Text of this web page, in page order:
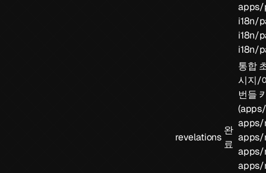
apps/
i18n/
i18n/
i18n/
revelations
완
료
통합
시지/
번들
(
apps/
apps/
apps/
apps/